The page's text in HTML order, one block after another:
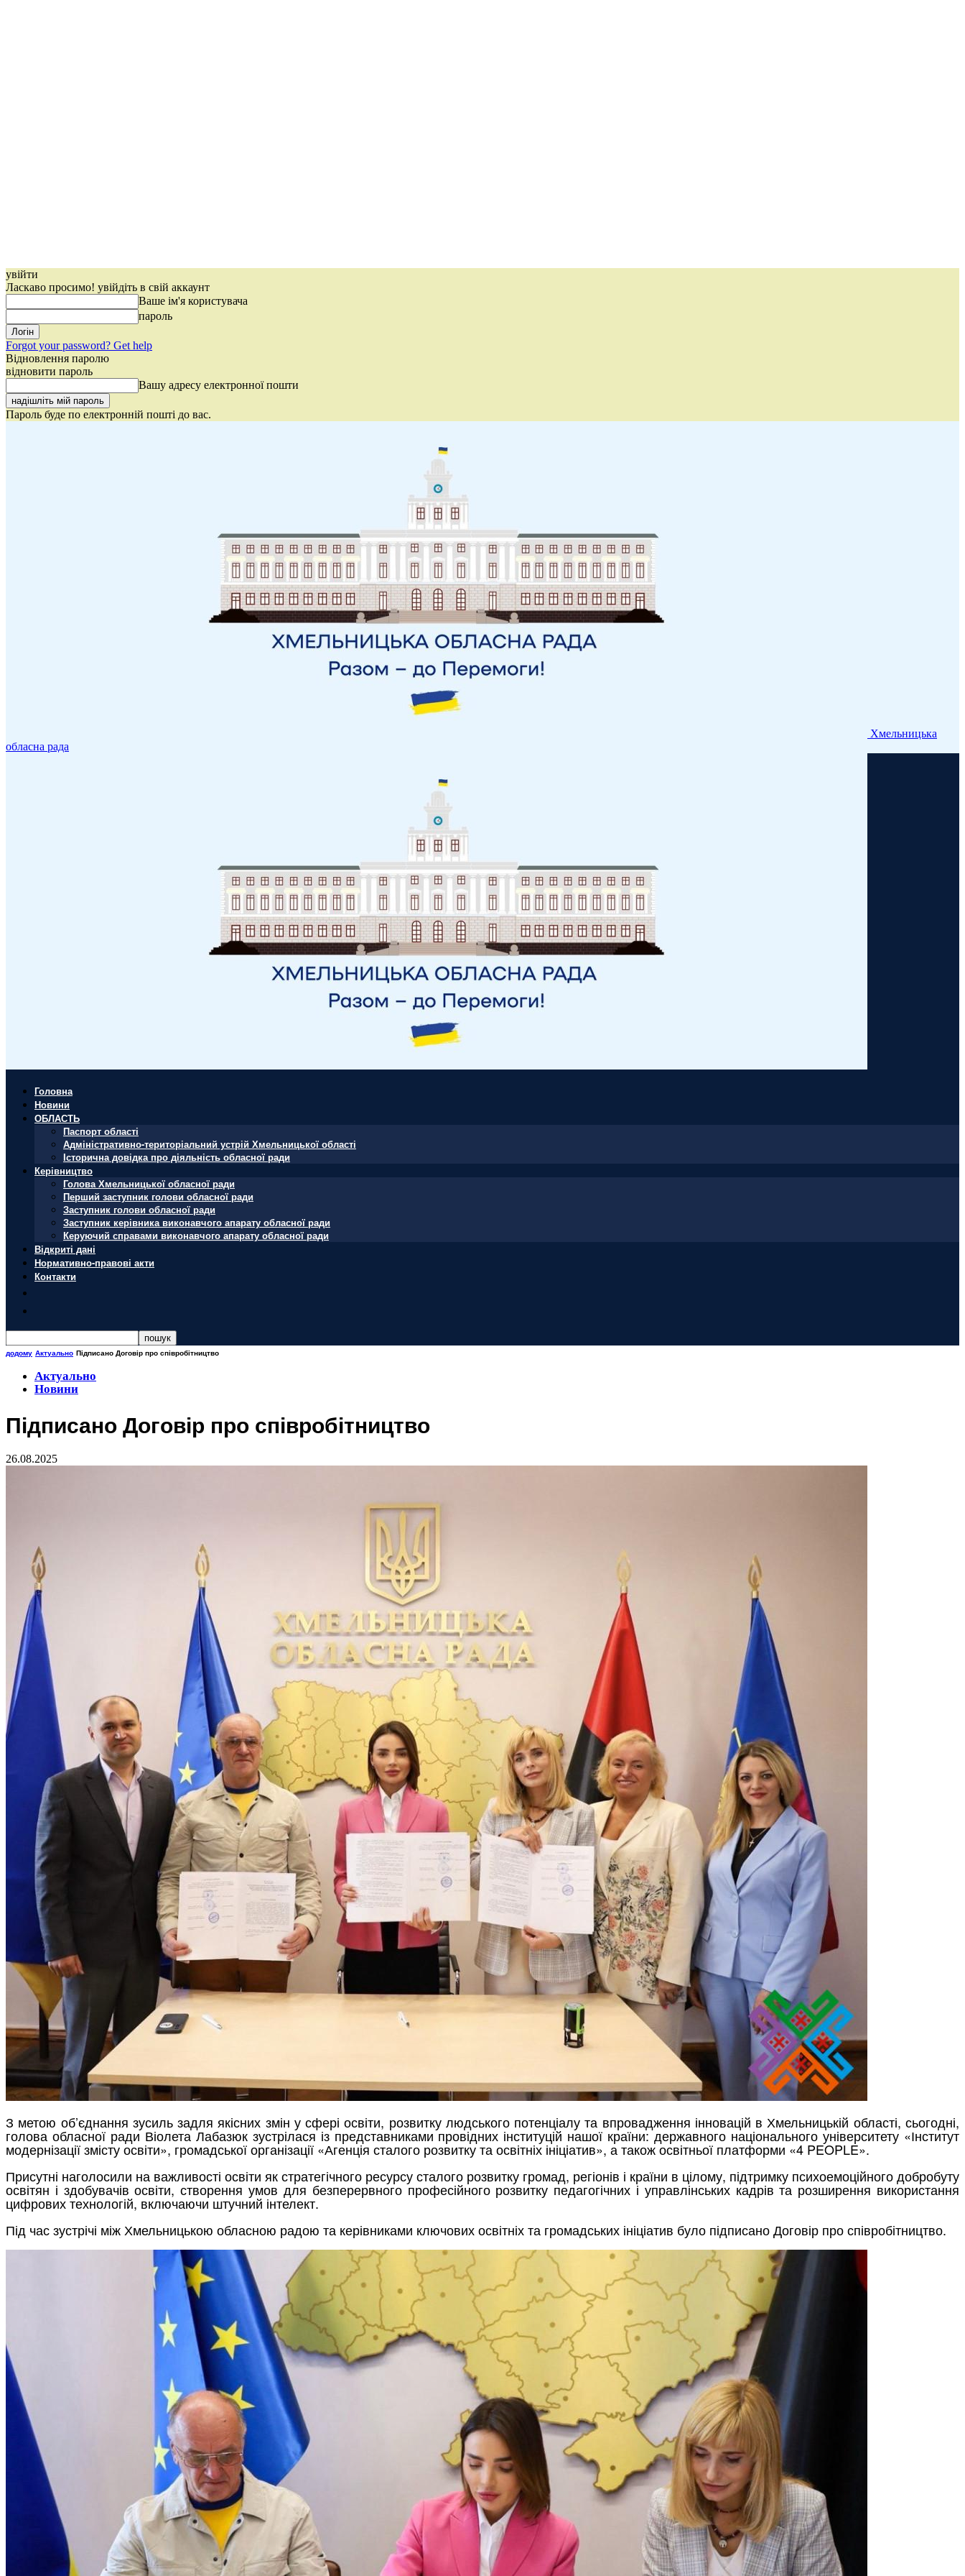
увійти
Ласкаво просимо! увійдіть в свій аккаунт
Ваше ім'я користувача
пароль
Forgot your password? Get help
Відновлення паролю
відновити пароль
Вашу адресу електронної пошти
Пароль буде по електронній пошті до вас.
Хмельницька
обласна рада
Головна
Новини
ОБЛАСТЬ
Паспорт області
Адміністративно-територіальний устрій Хмельницької області
Історична довідка про діяльність обласної ради
Керівництво
Голова Хмельницької обласної ради
Перший заступник голови обласної ради
Заступник голови обласної ради
Заступник керівника виконавчого апарату обласної ради
Керуючий справами виконавчого апарату обласної ради
Відкриті дані
Нормативно-правові акти
Контакти
додому Актуально Підписано Договір про співробітництво
Актуально
Новини
Підписано Договір про співробітництво
26.08.2025
З метою об’єднання зусиль задля якісних змін у сфері освіти, розвитку людського потенціалу та впровадження інновацій в Хмельницькій області, сьогодні,
голова обласної ради Віолета Лабазюк зустрілася із представниками провідних інституцій нашої країни: державного національного університету «Інститут
модернізації змісту освіти», громадської організації «Агенція сталого розвитку та освітніх ініціатив», а також освітньої платформи «4 PEOPLE».
Присутні наголосили на важливості освіти як стратегічного ресурсу сталого розвитку громад, регіонів і країни в цілому, підтримку психоемоційного добробуту
освітян і здобувачів освіти, створення умов для безперервного професійного розвитку педагогічних і управлінських кадрів та розширення використання
цифрових технологій, включаючи штучний інтелект.
Під час зустрічі між Хмельницькою обласною радою та керівниками ключових освітніх та громадських ініціатив було підписано Договір про співробітництво.